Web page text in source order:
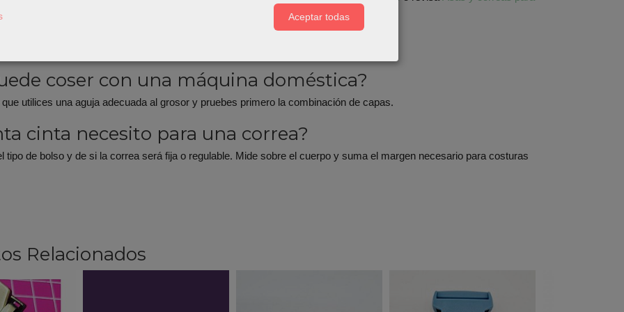
coser con una máquina doméstica?
utilices una aguja adecuada al grosor y pruebes primero la combinación de capas.
cinta necesito para una correa?
tipo de bolso y de si la correa será fija o regulable. Mide sobre el cuerpo y suma el margen necesario para costuras
Relacionados
Aceptar todas